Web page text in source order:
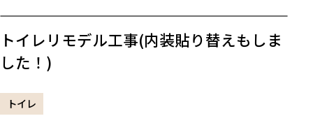
トイレリモデル工事(内装貼り替えもしま
した！)
トイレ